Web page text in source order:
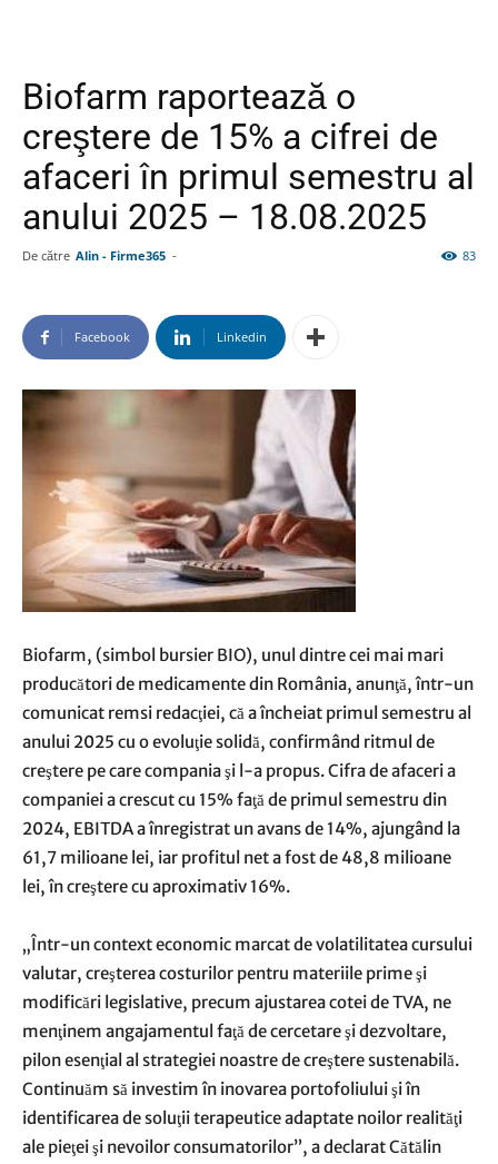
Biofarm raportează o
creştere de 15% a cifrei de
afaceri în primul semestru al
anului 2025 – 18.08.2025
De către Alin - Firme365 - 83
Facebook Linkedin
Biofarm, (simbol bursier BIO), unul dintre cei mai mari
producători de medicamente din România, anunţă, într-un
comunicat remsi redacţiei, că a încheiat primul semestru al
anului 2025 cu o evoluţie solidă, confirmând ritmul de
creştere pe care compania şi l-a propus. Cifra de afaceri a
companiei a crescut cu 15% faţă de primul semestru din
2024, EBITDA a înregistrat un avans de 14%, ajungând la
61,7 milioane lei, iar profitul net a fost de 48,8 milioane
lei, în creştere cu aproximativ 16%.
„Într-un context economic marcat de volatilitatea cursului
valutar, creşterea costurilor pentru materiile prime şi
modificări legislative, precum ajustarea cotei de TVA, ne
menţinem angajamentul faţă de cercetare şi dezvoltare,
pilon esenţial al strategiei noastre de creştere sustenabilă.
Continuăm să investim în inovarea portofoliului şi în
identificarea de soluţii terapeutice adaptate noilor realităţi
ale pieţei şi nevoilor consumatorilor”, a declarat Cătălin